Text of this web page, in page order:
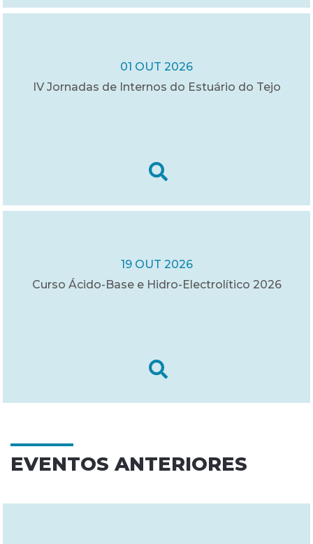
01 OUT 2026
IV Jornadas de Internos do Estuário do Tejo
19 OUT 2026
Curso Ácido-Base e Hidro-Electrolítico 2026
EVENTOS ANTERIORES